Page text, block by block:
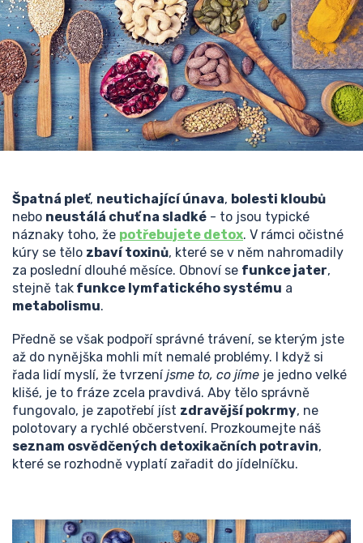
Špatná pleť, neutichající únava, bolesti kloubů
nebo neustálá chuť na sladké - to jsou typické
náznaky toho, že potřebujete detox. V rámci očistné
kúry se tělo zbaví toxinů, které se v něm nahromadily
za poslední dlouhé měsíce. Obnoví se funkce jater,
stejně tak funkce lymfatického systému a
metabolismu.
Předně se však podpoří správné trávení, se kterým jste
až do nynějška mohli mít nemalé problémy. I když si
řada lidí myslí, že tvrzeníjsme to, co jíme je jedno velké
klišé, je to fráze zcela pravdivá. Aby tělo správně
fungovalo, je zapotřebí jíst zdravější pokrmy, ne
polotovary a rychlé občerstvení. Prozkoumejte náš
seznam osvědčených detoxikačních potravin,
které se rozhodně vyplatí zařadit do jídelníčku.